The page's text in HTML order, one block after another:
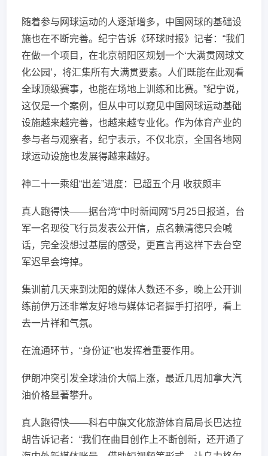
随着参与网球运动的人逐渐增多，中国网球的基础设
施也在不断完善。纪宁告诉《环球时报》记者：“我们
在做一个项目，在北京朝阳区规划一个‘大满贯网球文
化公园’，将汇集所有大满贯要素。人们既能在此观看
全球顶级赛事，也能在场地上训练和比赛。”纪宁说，
这仅是一个案例，但从中可以窥见中国网球运动基础
设施越来越完善，也越来越专业化。作为体育产业的
参与者与观察者，纪宁表示，不仅北京，全国各地网
球运动设施也发展得越来越好。
神二十一乘组“出差”进度：已超五个月 收获颇丰
真人跑得快——据台湾“中时新闻网”5月25日报道，台
军一名现役飞行员发表公开信，点名赖清德只会喊
话，完全没想过基层的感受，更直言再这样下去台空
军迟早会垮掉。
集训前几天来到沈阳的媒体人数还不多，晚上公开训
练前伊万还非常友好地与媒体记者握手打招呼，看上
去一片祥和气氛。
在流通环节，“身份证”也发挥着重要作用。
伊朗冲突引发全球油价大幅上涨，最近几周加拿大汽
油价格显著攀升。
真人跑得快——科右中旗文化旅游体育局局长巴达拉
胡告诉记者：“我们在曲目创作上不断创新，还开通了